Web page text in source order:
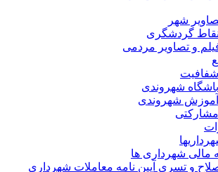
شهر
گردشگری
و تصاویر مردمی
شهروندی
شهروندی
شهرداری ها
و تسری آیین نامه معاملات شهرداری